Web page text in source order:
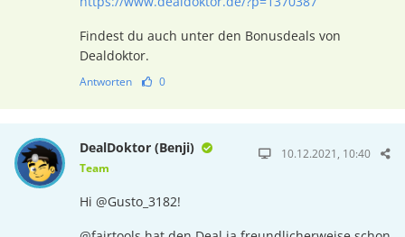
Findest du auch unter den Bonusdeals von
Dealdoktor.
Antworten 0
DealDoktor (Benji)
Team
10.12.2021, 10:40
Hi @Gusto_3182!